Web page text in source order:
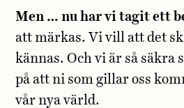
Men … nu har vi tagit ett
att märkas. Vi vill att det
kännas. Och vi är så säkra
på att ni som gillar oss
vår nya värld.